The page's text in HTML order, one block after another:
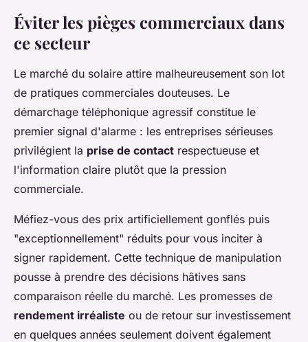
Éviter les pièges commerciaux dans
ce secteur
Le marché du solaire attire malheureusement son lot
de pratiques commerciales douteuses. Le
démarchage téléphonique agressif constitue le
premier signal d'alarme : les entreprises sérieuses
privilégient la prise de contact respectueuse et
l'information claire plutôt que la pression
commerciale.
Méfiez-vous des prix artificiellement gonflés puis
"exceptionnellement" réduits pour vous inciter à
signer rapidement. Cette technique de manipulation
pousse à prendre des décisions hâtives sans
comparaison réelle du marché. Les promesses de
rendement irréaliste ou de retour sur investissement
en quelques années seulement doivent également